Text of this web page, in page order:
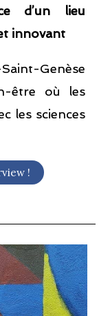
d’un lieu
innovant
Genèse
être où les
les sciences
!